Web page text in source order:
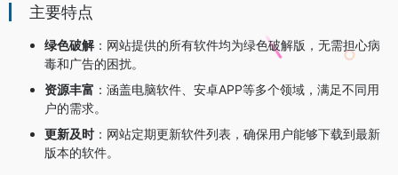
主要特点
绿色破解：网站提供的所有软件均为绿色破解版，无需担心病
毒和广告的困扰。
资源丰富 ：涵盖电脑软件、安卓APP等多个领域，满足不同用
户的需求。
更新及时 ：网站定期更新软件列表，确保用户能够下载到最新
版本的软件。